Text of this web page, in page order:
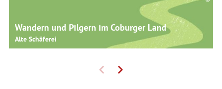
Wandern und Pilgern im Coburger Land
Alte Schäferei